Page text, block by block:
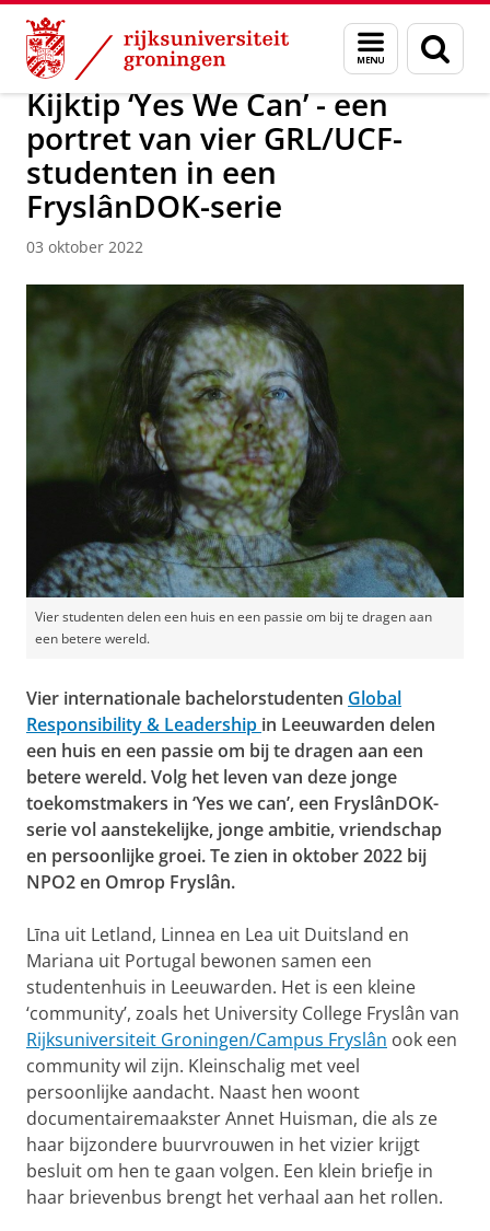
Skip
Content
Skip
Navigation
Menu
en
zoeken
Over ons Campus Fryslân
Kijktip ‘Yes We Can’ - een
portret van vier GRL/UCF-
studenten in een
FryslânDOK-serie
03 oktober 2022
Vier studenten delen een huis en een passie om bij te dragen aan
een betere wereld.
Vier internationale bachelorstudenten Global
Responsibility & Leadership in Leeuwarden delen
een huis en een passie om bij te dragen aan een
betere wereld. Volg het leven van deze jonge
toekomstmakers in ‘Yes we can’, een FryslânDOK-
serie vol aanstekelijke, jonge ambitie, vriendschap
en persoonlijke groei. Te zien in oktober 2022 bij
NPO2 en Omrop Fryslân.
Līna uit Letland, Linnea en Lea uit Duitsland en
Mariana uit Portugal bewonen samen een
studentenhuis in Leeuwarden. Het is een kleine
‘community’, zoals het University College Fryslân van
Rijksuniversiteit Groningen/Campus Fryslân ook een
community wil zijn. Kleinschalig met veel
persoonlijke aandacht. Naast hen woont
documentairemaakster Annet Huisman, die als ze
haar bijzondere buurvrouwen in het vizier krijgt
besluit om hen te gaan volgen. Een klein briefje in
haar brievenbus brengt het verhaal aan het rollen.